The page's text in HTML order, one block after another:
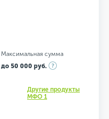
Максимальная сумма
до 50 000 руб.
Другие продукты
МФО 1